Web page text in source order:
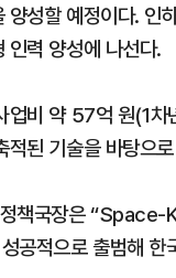
양성할 예정이다. 인
인력 양성에 나선다.
업비 약 57억 원(1
적된 기술을 바탕으
책국장은 “Space-
공적으로 출범해